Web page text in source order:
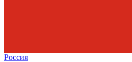
Россия